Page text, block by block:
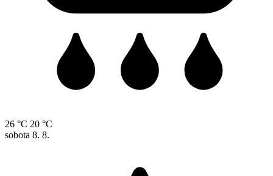
26 °C 20 °C
sobota 8. 8.